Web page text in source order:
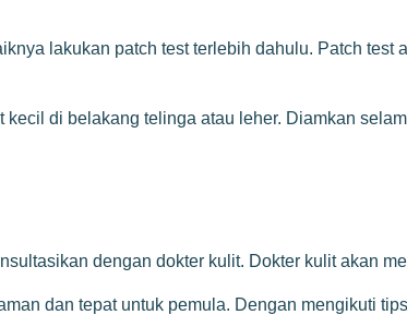
lakukan patch test terlebih dahulu. Patch
di belakang telinga atau leher. Diamkan
dengan dokter kulit. Dokter kulit akan
dan tepat untuk pemula. Dengan mengikuti